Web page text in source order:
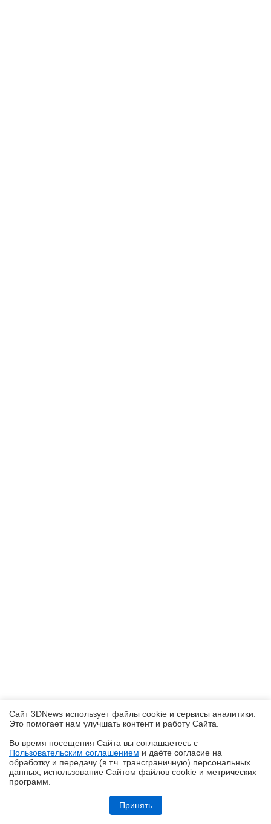
Обзор и тестирование неттопа MSI PRO DP10 A14MG: маленький, но
Сайт 3DNews использует файлы cookie и сервисы аналитики.
Это помогает нам улучшать контент и работу Cайта.
Во время посещения Cайта вы соглашаетесь с
Пользовательским соглашением и даёте согласие на
обработку и передачу (в т.ч. трансграничную) персональных
данных, использование Cайтом файлов cookie и метрических
программ.
Принять